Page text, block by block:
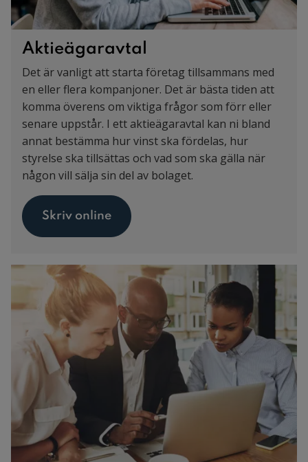
Aktieägaravtal
Det är vanligt att starta företag tillsammans med
en eller flera kompanjoner. Det är bästa tiden att
komma överens om viktiga frågor som förr eller
senare uppstår. I ett aktieägaravtal kan ni bland
annat bestämma hur vinst ska fördelas, hur
styrelse ska tillsättas och vad som ska gälla när
någon vill sälja sin del av bolaget.
Skriv online